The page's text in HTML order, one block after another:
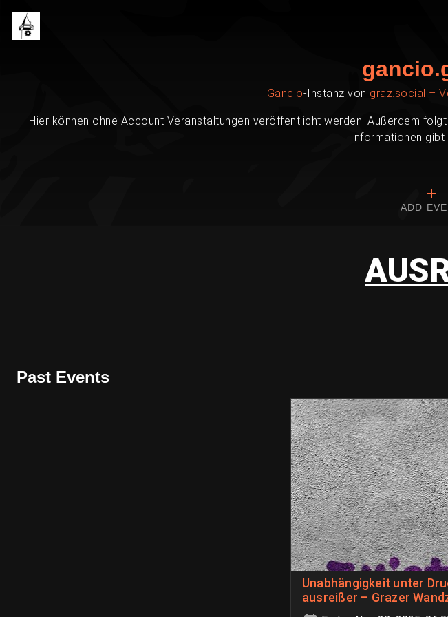
Gancio-Instanz von graz.social –
Hier können ohne Account Veranstaltungen veröffentlicht werden. Außerdem
Informationen gibt
ADD
Past Events
Unabhängigkeit unter
ausreißer – Grazer